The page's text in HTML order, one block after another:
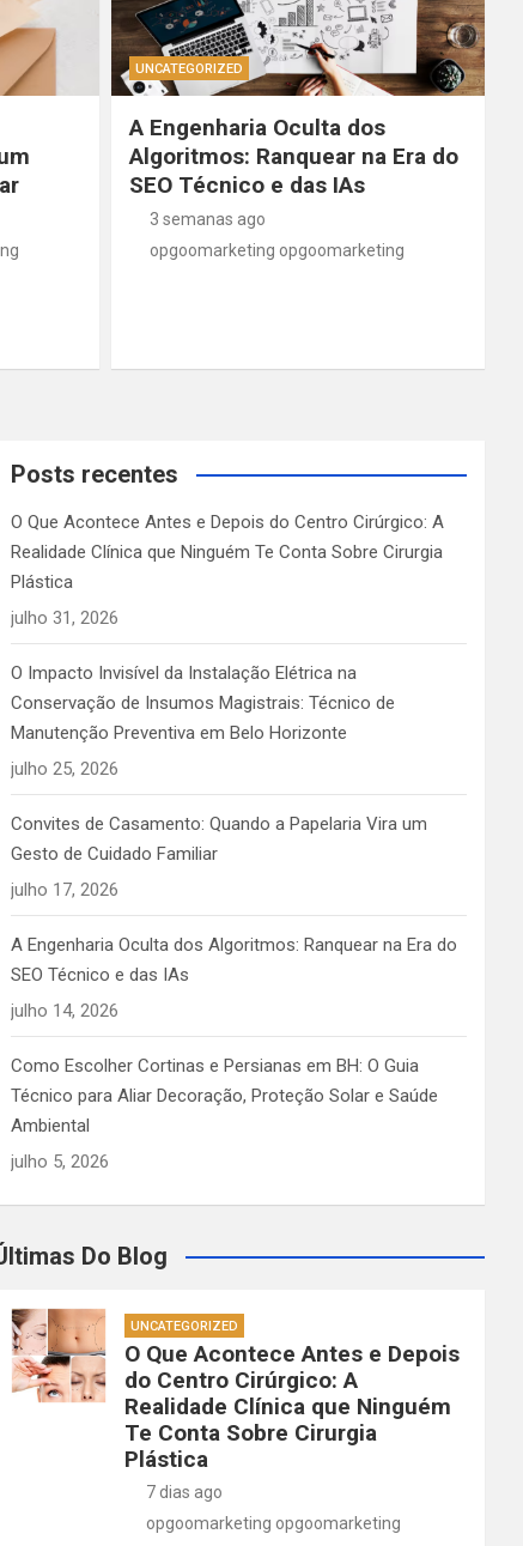
UNCATEGORIZED
A Engenharia Oculta dos
Algoritmos: Ranquear na Era do
SEO Técnico e das IAs
3 semanas ago
opgoomarketing opgoomarketing
Posts recentes
O Que Acontece Antes e Depois do Centro Cirúrgico: A
Realidade Clínica que Ninguém Te Conta Sobre Cirurgia
Plástica
julho 31, 2026
O Impacto Invisível da Instalação Elétrica na
Conservação de Insumos Magistrais: Técnico de
Manutenção Preventiva em Belo Horizonte
julho 25, 2026
Convites de Casamento: Quando a Papelaria Vira um
Gesto de Cuidado Familiar
julho 17, 2026
A Engenharia Oculta dos Algoritmos: Ranquear na Era do
SEO Técnico e das IAs
julho 14, 2026
Como Escolher Cortinas e Persianas em BH: O Guia
Técnico para Aliar Decoração, Proteção Solar e Saúde
Ambiental
julho 5, 2026
Do Blog
UNCATEGORIZED
O Que Acontece Antes e Depois
do Centro Cirúrgico: A
Realidade Clínica que Ninguém
Te Conta Sobre Cirurgia
Plástica
7 dias ago
opgoomarketing opgoomarketing